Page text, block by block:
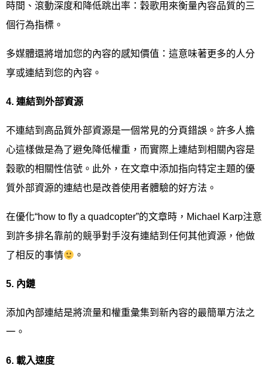
時間、滾動深度和降低跳出率：穀歌用來衡量內容品質的三
個行為指標。
多媒體還將增加您的內容的感知價值：這意味著更多的人分
享或連結到您的內容。
4. 連結到外部資源
不連結到高品質外部資源是一個常見的分頁錯誤。許多人擔
心這樣做是為了避免降低權重，而實際上連結到相關內容是
穀歌的相關性信號。此外，在文章中添加指向特定主題的優
質外部資源的連結也是改善使用者體驗的好方法。
在優化“how to fly a quadcopter”的文章時，Michael Karp注意
到許多排名靠前的競爭對手沒有連結到任何其他資源，他做
了相反的事情
。
5. 內鏈
添加內部連結是將流量和權重彙集到新內容的最簡單方法之
一。
6. 載入速度